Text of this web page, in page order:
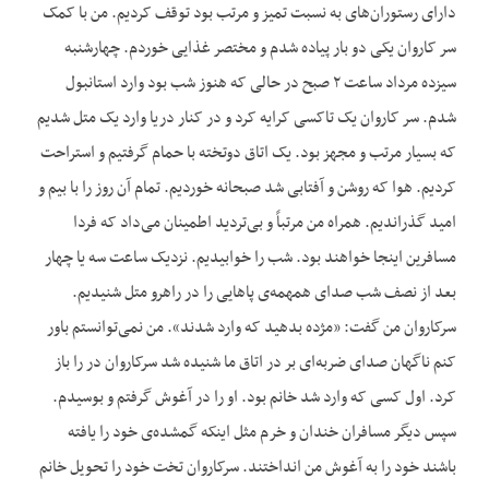
دارای رستوران‌‌های به نسبت تمیز و مرتب بود توقف کردیم. من با کمک
سر کاروان یکی دو بار پیاده شدم و مختصر غذایی خوردم. چهارشنبه
سیزده مرداد ساعت ۲ صبح در حالی که هنوز شب بود وارد استانبول
شدم. سر کاروان یک تاکسی کرایه کرد و در کنار دریا وارد یک متل شدیم
که بسیار مرتب و مجهز بود. یک اتاق دوتخته با حمام گرفتیم و استراحت
کردیم. هوا که روشن و آفتابی شد صبحانه خوردیم. تمام آن روز را با بیم و
امید گذراندیم. همراه من مرتباً و بی‌‌تردید اطمینان می‌‌داد که فردا
مسافرین اینجا خواهند بود. شب را خوابیدیم. نزدیک ساعت سه یا چهار
بعد از نصف شب صدای همهمه‌‌ی پاهایی را در راهرو متل شنیدیم.
سرکاروان من گفت: «مژده بدهید که وارد شدند». من نمی‌‌توانستم باور
کنم ناگهان صدای ضربه‌‌ای بر در اتاق ما شنیده شد سرکاروان در را باز
کرد. اول کسی که وارد شد خانم بود. او را در آغوش گرفتم و بوسیدم.
سپس دیگر مسافران خندان و خرم مثل اینکه گمشده‌‌ی خود را یافته
باشند خود را به آغوش من انداختند. سرکاروان تخت خود را تحویل خانم